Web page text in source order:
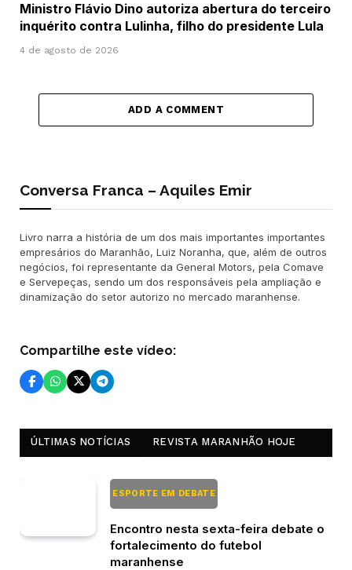
Ministro Flávio Dino autoriza abertura do terceiro
inquérito contra Lulinha, filho do presidente Lula
4 de agosto de 2026
ADD A COMMENT
Conversa Franca – Aquiles Emir
Livro narra a história de um dos mais importantes importantes
empresários do Maranhão, Luiz Noranha, que, além de outros
negócios, foi representante da General Motors, pela Comave
e Servepeças, sendo um dos responsáveis pela ampliação e
dinamização do setor autorizo no mercado maranhense.
Compartilhe este vídeo:
ÚLTIMAS NOTÍCIAS REVISTA MARANHÃO HOJE
ESPORTE EM DEBATE
Encontro nesta sexta-feira debate o
fortalecimento do futebol
maranhense